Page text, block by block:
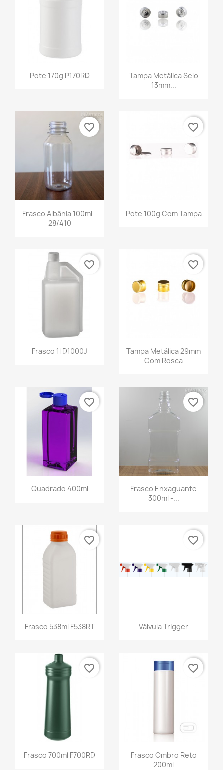
Pote 170g P170RD
Tampa Metálica Selo
13mm...
Frasco Albânia 100ml -
28/410
favorite_border
Pote 100g Com Tampa
favorite_border
Frasco 1l D1000J
favorite_border
Tampa Metálica 29mm
Com Rosca
favorite_border
Quadrado 400ml
favorite_border
Frasco Enxaguante
300ml -...
favorite_border
Frasco 538ml F538RT
favorite_border
Válvula Trigger
favorite_border
Frasco 700ml F700RD
favorite_border
Frasco Ombro Reto
200ml
favorite_border